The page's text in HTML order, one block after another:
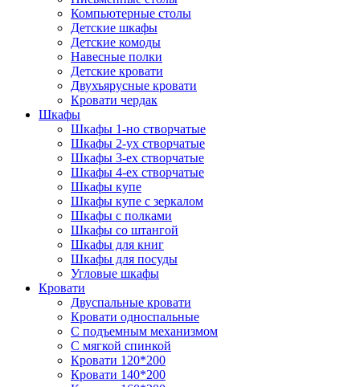
Компьютерные столы
Детские шкафы
Детские комоды
Навесные полки
Детские кровати
Двухъярусные кровати
Кровати чердак
Шкафы
Шкафы 1-но створчатые
Шкафы 2-ух створчатые
Шкафы 3-ех створчатые
Шкафы 4-ех створчатые
Шкафы купе
Шкафы купе с зеркалом
Шкафы с полками
Шкафы со штангой
Шкафы для книг
Шкафы для посуды
Угловые шкафы
Кровати
Двуспальные кровати
Кровати односпальные
С подъемным механизмом
С мягкой спинкой
Кровати 120*200
Кровати 140*200